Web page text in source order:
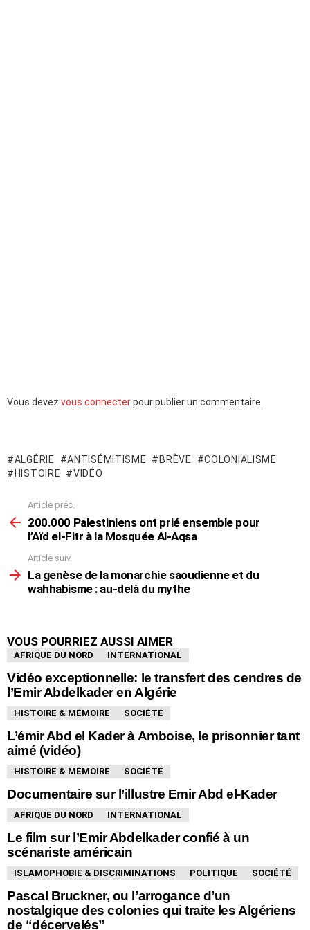
Laisser
Vous devez vous connecterpour publier un commentaire.
ALGÉRIE ANTISÉMITISME BRÈVE
COLONIALISME
HISTOIRE
VIDÉO
voir
Article préc.
200.000 Palestiniens ont prié ensemble pour
l’Aïd el-Fitr à la Mosquée Al-Aqsa
Article suiv.
La genèse de la monarchie saoudienne et du
wahhabisme : au-delà du mythe
VOUS POURRIEZ AUSSI AIMER
AFRIQUE DU NORD INTERNATIONAL
Vidéo exceptionnelle: le transfert des cendres de
l’Emir Abdelkader en Algérie
HISTOIRE & MÉMOIRE SOCIÉTÉ
L’émir Abd el Kader à Amboise, le prisonnier tant
aimé (vidéo)
HISTOIRE & MÉMOIRE SOCIÉTÉ
Documentaire sur l’illustre Emir Abd el-Kader
AFRIQUE DU NORD INTERNATIONAL
Le film sur l’Emir Abdelkader confié à un
scénariste américain
ISLAMOPHOBIE & DISCRIMINATIONS POLITIQUE SOCIÉTÉ
Pascal Bruckner, ou l’arrogance d’un
nostalgique des colonies qui traite les Algériens
de “décervelés”